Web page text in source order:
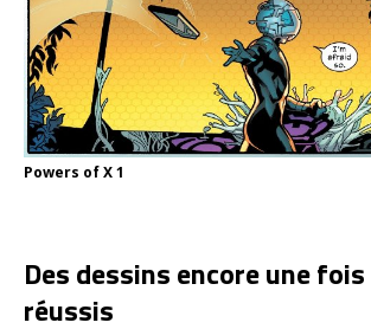
Powers of X 1
Des dessins encore une
réussis